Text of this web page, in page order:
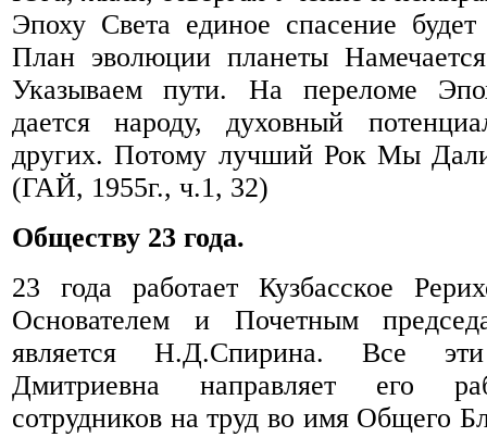
Эпоху Света единое спасение
План эволюции планеты
Указываем пути. На переломе
дается народу, духовный
других. Потому лучший Рок Мы
(ГАЙ, 1955г., ч.1, 32)
Обществу 23 года.
23 года работает Кузбасское
Основателем и Почетным
является Н.Д.Спирина. Все
Дмитриевна направляет его
сотрудников на труд во имя Общего